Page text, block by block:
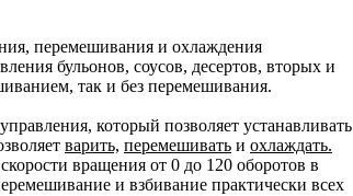
перемешивания и охлаждения
бульонов, соусов, десертов, вторых и
так и без перемешивания.
который позволяет устанавливать
варить, перемешивать и охлаждать.
вращения от 0 до 120 оборотов в
и взбивание практически всех